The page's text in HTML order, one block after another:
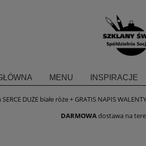
MENU INSPIRACJE
DUŻE białe róże + GRATIS NAPIS
DARMOWAdostawa na